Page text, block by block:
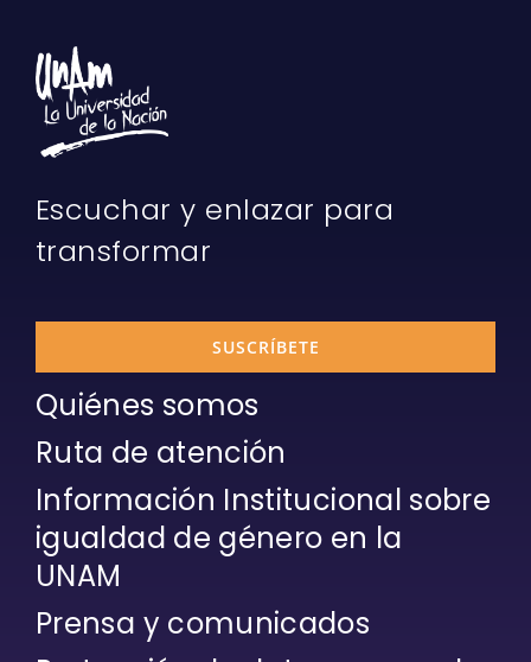
Escuchar y enlazar para
transformar
SUSCRÍBETE
Quiénes somos
Ruta de atención
Información Institucional sobre
igualdad de género en la
UNAM
Prensa y comunicados
Protección de datos personales